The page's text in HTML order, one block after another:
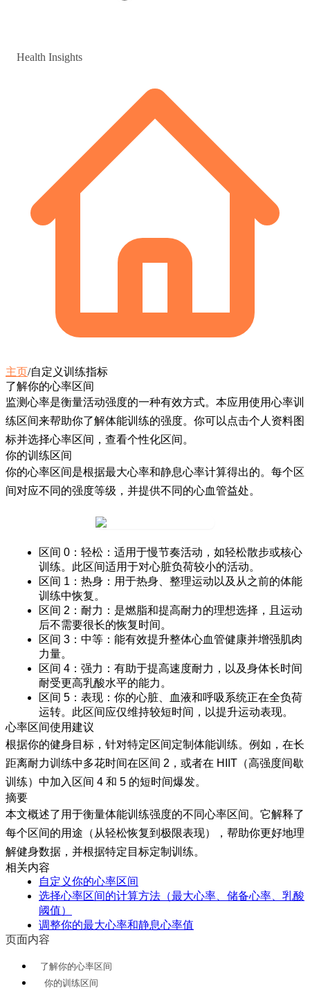
Health Insights
主页/自定义训练指标
了解你的心率区间
监测心率是衡量活动强度的一种有效方式。本应用使用心率训
练区间来帮助你了解体能训练的强度。你可以点击个人资料图
标并选择心率区间 ，查看个性化区间。
你的训练区间
你的心率区间是根据最大心率和静息心率计算得出的。每个区
间对应不同的强度等级，并提供不同的心血管益处。
区间 0：轻松 ：适用于慢节奏活动，如轻松散步或核心
训练。此区间适用于对心脏负荷较小的活动。
区间 1：热身 ：用于热身、整理运动以及从之前的体能
训练中恢复。
区间 2：耐力 ：是燃脂和提高耐力的理想选择，且运动
后不需要很长的恢复时间。
区间 3：中等 ：能有效提升整体心血管健康并增强肌肉
力量。
区间 4：强力 ：有助于提高速度耐力，以及身体长时间
耐受更高乳酸水平的能力。
区间 5：表现 ：你的心脏、血液和呼吸系统正在全负荷
运转。此区间应仅维持较短时间，以提升运动表现。
心率区间使用建议
根据你的健身目标，针对特定区间定制体能训练。例如，在长
距离耐力训练中多花时间在区间 2，或者在 HIIT（高强度间歇
训练）中加入区间 4 和 5 的短时间爆发。
摘要
本文概述了用于衡量体能训练强度的不同心率区间。它解释了
每个区间的用途（从轻松恢复到极限表现），帮助你更好地理
解健身数据，并根据特定目标定制训练。
相关内容
自定义你的心率区间
选择心率区间的计算方法（最大心率、储备心率、乳酸
阈值）
调整你的最大心率和静息心率值
页面内容
了解你的心率区间
你的训练区间